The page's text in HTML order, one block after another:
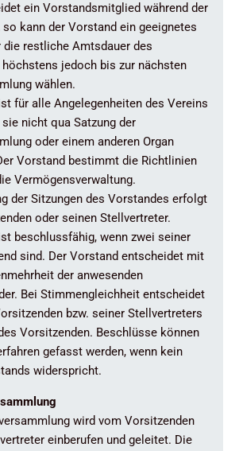
ein Vorstandsmitglied während der
kann der Vorstand ein geeignetes
restliche Amtsdauer des
jedoch bis zur nächsten
wählen.
für alle Angelegenheiten des Vereins
nicht qua Satzung der
oder einem anderen Organ
Vorstand bestimmt die Richtlinien
Vermögensverwaltung.
der Sitzungen des Vorstandes erfolgt
oder seinen Stellvertreter.
beschlussfähig, wenn zwei seiner
sind. Der Vorstand entscheidet mit
der anwesenden
Bei Stimmengleichheit entscheidet
bzw. seiner Stellvertreters
Vorsitzenden. Beschlüsse können
gefasst werden, wenn kein
widerspricht.
wird vom Vorsitzenden
einberufen und geleitet. Die